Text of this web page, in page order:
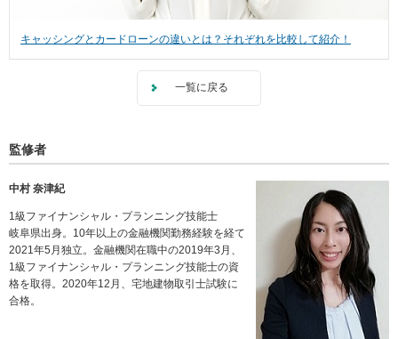
キャッシングとカードローンの違いとは？それぞれを比較して紹介！
一覧に戻る
監修者
中村 奈津紀
1級ファイナンシャル・プランニング技能士
岐阜県出身。10年以上の金融機関勤務経験を経て
2021年5月独立。金融機関在職中の2019年3月、
1級ファイナンシャル・プランニング技能士の資
格を取得。2020年12月、宅地建物取引士試験に
合格。